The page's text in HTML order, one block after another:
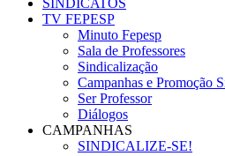
TV FEPESP
Minuto Fepesp
Sala de Professores
Sindicalização
Campanhas e Promoção
Ser Professor
Diálogos
CAMPANHAS
SINDICALIZE-SE!